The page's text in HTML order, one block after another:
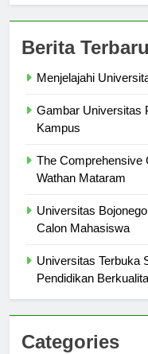
Gambar Universitas
The Comprehensive
Universitas
Universitas Terbuka